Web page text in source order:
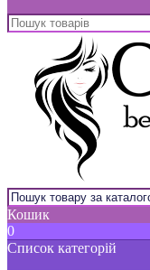
Кошик
0
Список категорій